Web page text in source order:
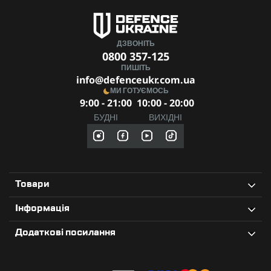
ДЗВОНІТЬ
0800 357-125
ПИШІТЬ
info@defenceukr.com.ua
МИ ГОТУЄМОСЬ
9:00 - 21:00
БУДНІ
10:00 - 20:00
ВИХІДНІ
Товари
Інформація
Додаткові посилання